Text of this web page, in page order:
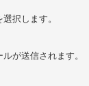
択します。
が送信されます。